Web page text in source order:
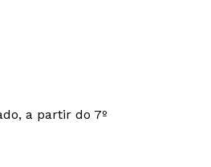
a partir do 7º